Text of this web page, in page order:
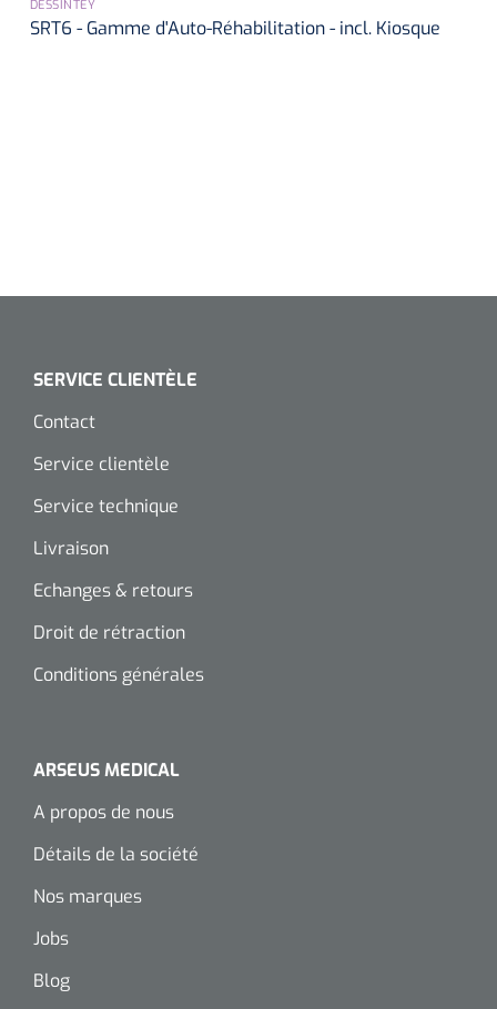
Nettoyeurs de plaies
DESSINTEY
SRT6 - Gamme d'Auto-Réhabilitation - incl. Kiosque
SERVICE CLIENTÈLE
Contact
Service clientèle
Service technique
Livraison
Echanges & retours
Droit de rétraction
Conditions générales
ARSEUS MEDICAL
A propos de nous
Détails de la société
Nos marques
Jobs
Blog